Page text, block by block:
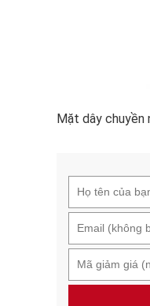
Mặt dây chuyền